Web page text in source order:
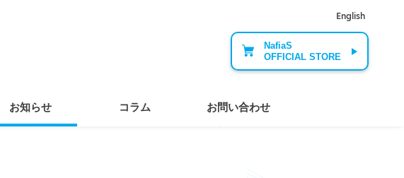
お知らせ コラム お問い合わせ
English
NafiaS
OFFICIAL STORE